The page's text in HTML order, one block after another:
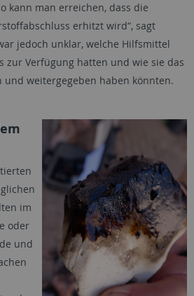
kann man erreichen, dass die
erhitzt wird“, sagt
jedoch unklar, welche Hilfsmittel
zur Verfügung hatten und wie sie das
und weitergegeben haben könnten.
im
oder
und